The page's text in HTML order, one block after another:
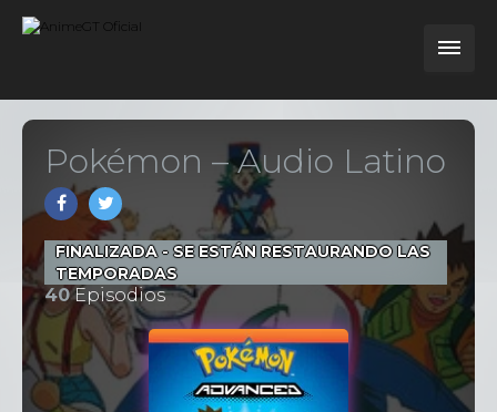
Pokémon – Audio Latino
FINALIZADA - SE ESTÁN RESTAURANDO LAS
TEMPORADAS
40Episodios